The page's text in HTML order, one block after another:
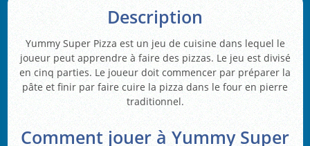
Description
Yummy Super Pizza est un jeu de cuisine dans lequel le
joueur peut apprendre à faire des pizzas. Le jeu est divisé
en cinq parties. Le joueur doit commencer par préparer la
pâte et finir par faire cuire la pizza dans le four en pierre
traditionnel.
Comment jouer à Yummy Super